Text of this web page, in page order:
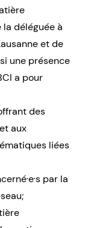
déléguée à
et de
une présence
a pour
des
aux
liées
par la